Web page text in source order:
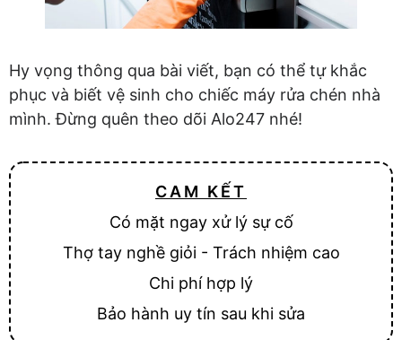
Hy vọng thông qua bài viết, bạn có thể tự khắc
phục và biết vệ sinh cho chiếc máy rửa chén nhà
mình. Đừng quên theo dõi Alo247 nhé!
CAM KẾT
Có mặt ngay xử lý sự cố
Thợ tay nghề giỏi - Trách nhiệm cao
Chi phí hợp lý
Bảo hành uy tín sau khi sửa